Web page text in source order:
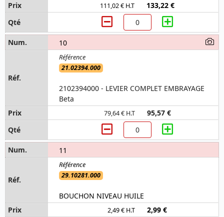
111,02 € H.T 133,22 €
10
21.02394.000
2102394000 - LEVIER COMPLET EMBRAYAGE
Beta
79,64 € H.T 95,57 €
11
29.10281.000
BOUCHON NIVEAU HUILE
2,49 € H.T 2,99 €